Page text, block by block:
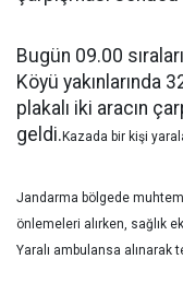
Bugün 09.00
Köyü yakınlarında
plakalı iki aracın
geldi. Kazada bir kişi
Jandarma bölgede
önlemeleri alırken, sağlık
Yaralı ambulansa alınarak